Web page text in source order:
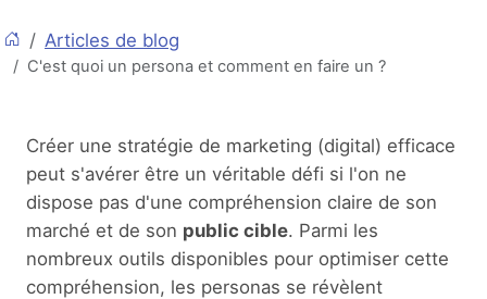
Articles de blog
C'est quoi un persona et comment en faire un ?
Créer une stratégie de marketing (digital) efficace
peut s'avérer être un véritable défi si l'on ne
dispose pas d'une compréhension claire de son
marché et de son public cible. Parmi les
nombreux outils disponibles pour optimiser cette
compréhension, les personas se révèlent